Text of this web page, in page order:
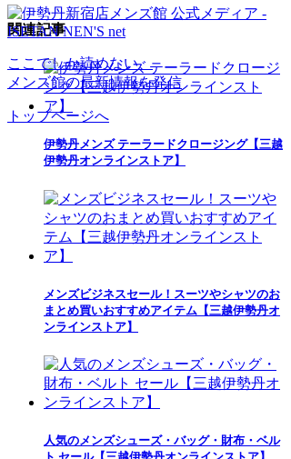
関連記事
伊勢丹メンズ テーラードクロージング【三越
伊勢丹オンラインストア】
メンズビジネスセール！スーツやシャツのお
まとめ買いおすすめアイテム【三越伊勢丹オ
ンラインストア】
人気のメンズシューズ・バッグ・財布・ベル
ここでしか読めない、
メンズ館の最新情報を発信
トップページへ